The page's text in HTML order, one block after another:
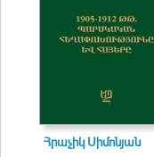
Հրաչիկ Սիմոնյան